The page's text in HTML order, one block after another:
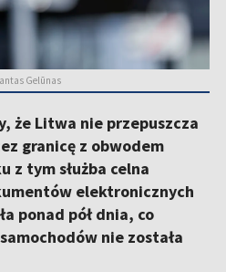
Gelūnas
że Litwa nie przepuszcza
granicę z obwodem
z tym służba celna
elektronicznych
ponad pół dnia, co
nie została